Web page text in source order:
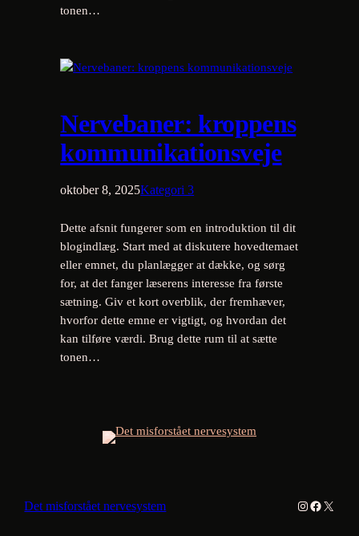
tonen…
Nervebaner: kroppens
kommunikationsveje
oktober 8, 2025Kategori 3
Dette afsnit fungerer som en introduktion til dit
blogindlæg. Start med at diskutere hovedtemaet
eller emnet, du planlægger at dække, og sørg
for, at det fanger læserens interesse fra første
sætning. Giv et kort overblik, der fremhæver,
hvorfor dette emne er vigtigt, og hvordan det
kan tilføre værdi. Brug dette rum til at sætte
tonen…
Det misforstået nervesystem Instagram
Facebook
X